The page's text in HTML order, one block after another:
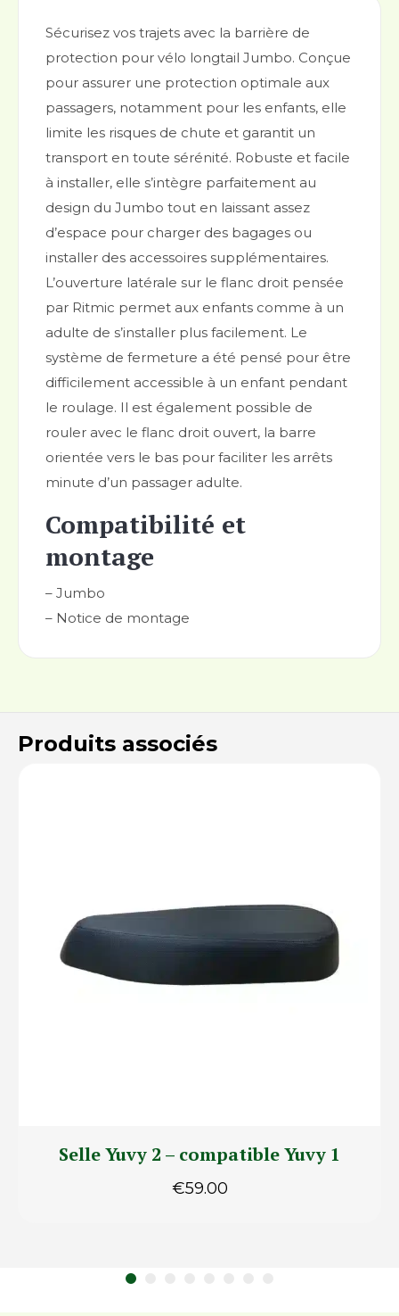
Sécurisez vos trajets avec la barrière de
protection pour vélo longtail Jumbo. Conçue
pour assurer une protection optimale aux
passagers, notamment pour les enfants, elle
limite les risques de chute et garantit un
transport en toute sérénité. Robuste et facile
à installer, elle s’intègre parfaitement au
design du Jumbo tout en laissant assez
d’espace pour charger des bagages ou
installer des accessoires supplémentaires.
L’ouverture latérale sur le flanc droit pensée
par Ritmic permet aux enfants comme à un
adulte de s’installer plus facilement. Le
système de fermeture a été pensé pour être
difficilement accessible à un enfant pendant
le roulage. Il est également possible de
rouler avec le flanc droit ouvert, la barre
orientée vers le bas pour faciliter les arrêts
minute d’un passager adulte.
Compatibilité et
montage
– Jumbo
– Notice de montage
Produits associés
Selle Yuvy 2 – compatible Yuvy 1
€59.00